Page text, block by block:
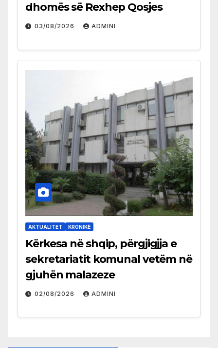
dhomës së Rexhep Qosjes
03/08/2026 ADMINI
AKTUALITET KRONIKË
Kërkesa në shqip, përgjigjja e
sekretariatit komunal vetëm në
gjuhën malazeze
02/08/2026 ADMINI